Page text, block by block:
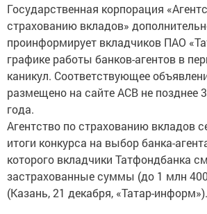
Государственная корпорация
страхованию вкладов»
проинформирует вкладчиков ПАО
графике работы банков-агентов в
каникул. Соответствующее
размещено на сайте АСВ не позднее
года.
Агентство по страхованию вкладов
итоги конкурса на выбор банка-
которого вкладчики Татфондбанка
застрахованные суммы (до 1 млн
(Казань, 21 декабря, «Татар-информ»).